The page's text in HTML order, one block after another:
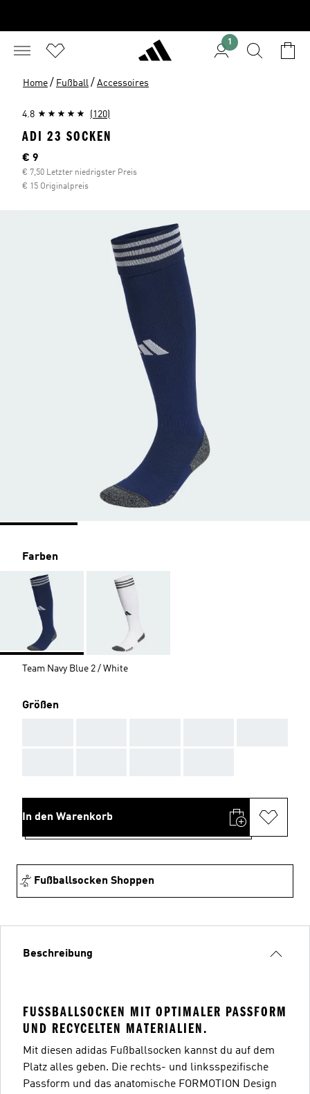
1
Home / Fußball / Accessoires
4.8 (120)
ADI 23 SOCKEN
Aktueller Preis
€ 9
€ 7,50 Letzter niedrigster Preis
€ 15 Originalpreis
Farben
Team Navy Blue 2 / White
Größen
In den Warenkorb
Fußballsocken Shoppen
Beschreibung
FUSSBALLSOCKEN MIT OPTIMALER PASSFORM U
ND RECYCELTEN MATERIALIEN.
Mit diesen adidas Fußballsocken kannst du auf dem
Platz alles geben. Die rechts- und linksspezifische
Passform und das anatomische FORMOTION Design